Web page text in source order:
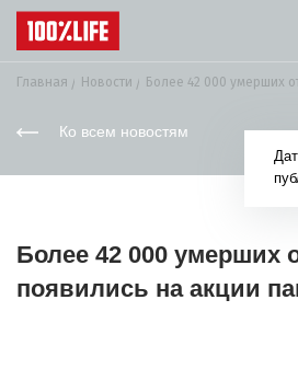
Главная Новости Более 42 000 умерших
Ко всем новостям
Более 42 000 умерших
появились на акции